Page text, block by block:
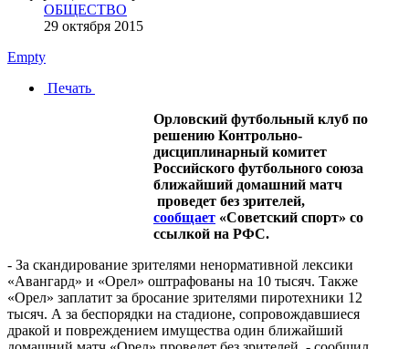
ОБЩЕСТВО
29 октября 2015
Empty
Печать
Орловский футбольный клуб по
решению Контрольно-
дисциплинарный комитет
Российского футбольного союза
ближайший домашний матч
проведет без зрителей,
сообщает «Советский спорт» со
ссылкой на РФС.
- За скандирование зрителями ненормативной лексики
«Авангард» и «Орел» оштрафованы на 10 тысяч. Также
«Орел» заплатит за бросание зрителями пиротехники 12
тысяч. А за беспорядки на стадионе, сопровождавшиеся
дракой и повреждением имущества один ближайший